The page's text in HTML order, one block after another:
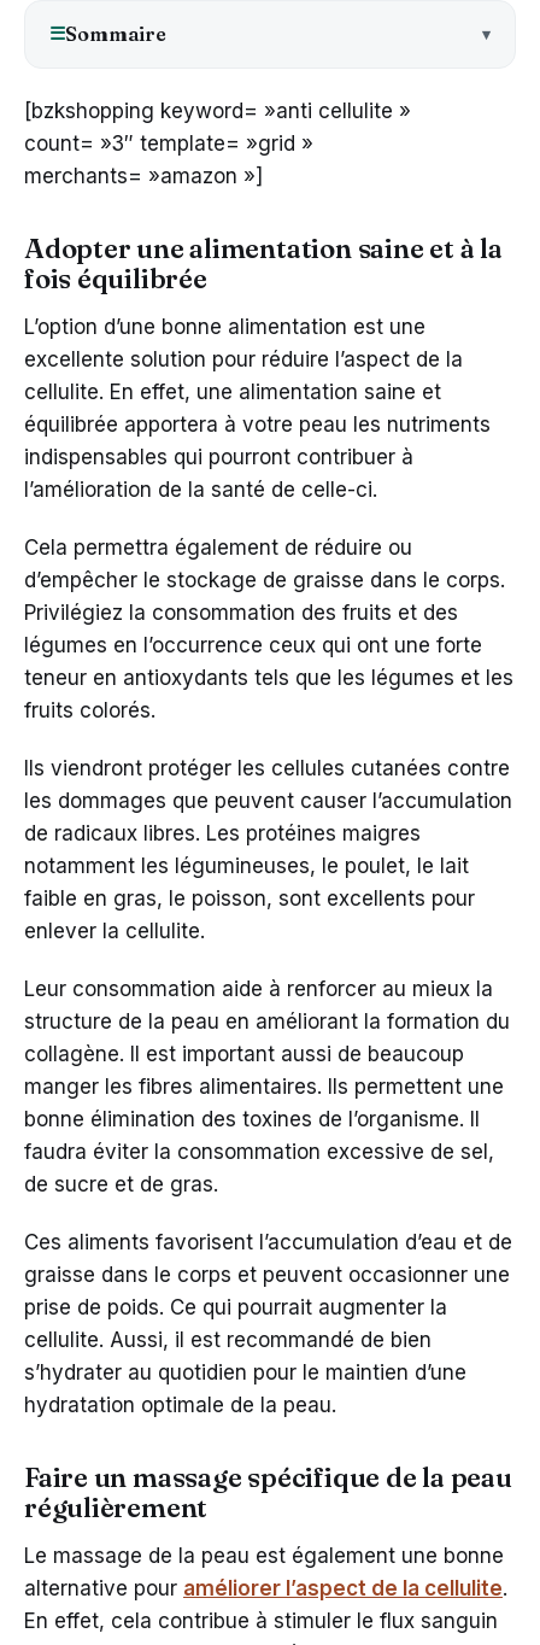
☰Sommaire
[bzkshopping keyword= »anti cellulite »
count= »3″ template= »grid »
merchants= »amazon »]
Adopter une alimentation saine et à la
fois équilibrée
L’option d’une bonne alimentation est une
excellente solution pour réduire l’aspect de la
cellulite. En effet, une alimentation saine et
équilibrée apportera à votre peau les nutriments
indispensables qui pourront contribuer à
l’amélioration de la santé de celle-ci.
Cela permettra également de réduire ou
d’empêcher le stockage de graisse dans le corps.
Privilégiez la consommation des fruits et des
légumes en l’occurrence ceux qui ont une forte
teneur en antioxydants tels que les légumes et les
fruits colorés.
Ils viendront protéger les cellules cutanées contre
les dommages que peuvent causer l’accumulation
de radicaux libres. Les protéines maigres
notamment les légumineuses, le poulet, le lait
faible en gras, le poisson, sont excellents pour
enlever la cellulite.
Leur consommation aide à renforcer au mieux la
structure de la peau en améliorant la formation du
collagène. Il est important aussi de beaucoup
manger les fibres alimentaires. Ils permettent une
bonne élimination des toxines de l’organisme. Il
faudra éviter la consommation excessive de sel,
de sucre et de gras.
Ces aliments favorisent l’accumulation d’eau et de
graisse dans le corps et peuvent occasionner une
prise de poids. Ce qui pourrait augmenter la
cellulite. Aussi, il est recommandé de bien
s’hydrater au quotidien pour le maintien d’une
hydratation optimale de la peau.
Faire un massage spécifique de la peau
régulièrement
Le massage de la peau est également une bonne
alternative pour améliorer l’aspect de la cellulite.
En effet, cela contribue à stimuler le flux sanguin